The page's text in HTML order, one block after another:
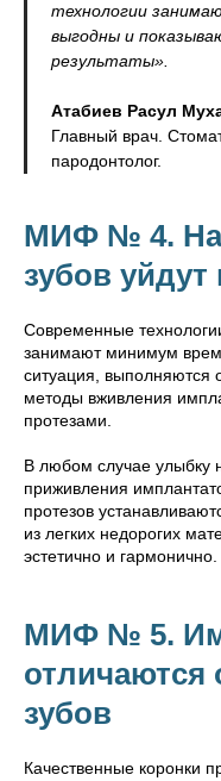
технологии
выгодны и
результаты».
Атабиев Расул
Главный врач.
пародонтолог.
МИФ № 4. На
зубов уйдут
Современные
занимают минимум
ситуация,
методы вживления
протезами.
В любом случае улыбку
приживления
протезов
из легких недорогих
эстетично и гармонично.
МИФ № 5.
отличаются
зубов
Качественные коронки